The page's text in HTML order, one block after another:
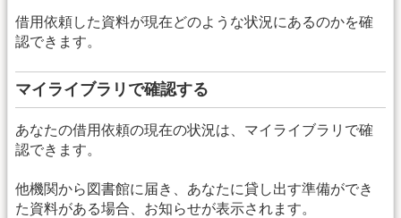
借用依頼した資料が現在どのような状況にあるのかを確
認できます。
マイライブラリで確認する
あなたの借用依頼の現在の状況は、マイライブラリで確
認できます。
他機関から図書館に届き、あなたに貸し出す準備ができ
た資料がある場合、お知らせが表示されます。